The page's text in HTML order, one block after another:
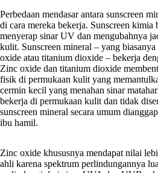
Perbedaan mendasar antara sunscreen
di cara mereka bekerja. Sunscreen kimia
menyerap sinar UV dan mengubahnya
kulit. Sunscreen mineral – yang
oxide atau titanium dioxide – bekerja
Zinc oxide dan titanium dioxide
fisik di permukaan kulit yang
cermin kecil yang menahan sinar
bekerja di permukaan kulit dan tidak
sunscreen mineral secara umum
ibu hamil.
Zinc oxide khususnya mendapat nilai
ahli karena spektrum perlindungannya